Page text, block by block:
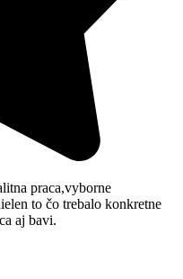
praca,vyborne
to čo trebalo konkretne
aj bavi.